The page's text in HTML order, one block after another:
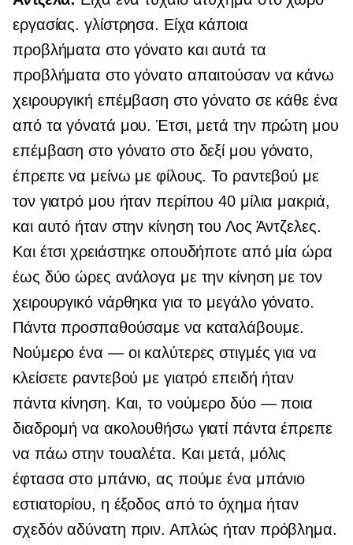
εργασίας. γλίστρησα. Είχα κάποια
προβλήματα στο γόνατο και αυτά τα
προβλήματα στο γόνατο απαιτούσαν να κάνω
χειρουργική επέμβαση στο γόνατο σε κάθε ένα
από τα γόνατά μου. Έτσι, μετά την πρώτη μου
επέμβαση στο γόνατο στο δεξί μου γόνατο,
έπρεπε να μείνω με φίλους. Το ραντεβού με
τον γιατρό μου ήταν περίπου 40 μίλια μακριά,
και αυτό ήταν στην κίνηση του Λος Άντζελες.
Και έτσι χρειάστηκε οπουδήποτε από μία ώρα
έως δύο ώρες ανάλογα με την κίνηση με τον
χειρουργικό νάρθηκα για το μεγάλο γόνατο.
Πάντα προσπαθούσαμε να καταλάβουμε.
Νούμερο ένα — οι καλύτερες στιγμές για να
κλείσετε ραντεβού με γιατρό επειδή ήταν
πάντα κίνηση. Και, το νούμερο δύο — ποια
διαδρομή να ακολουθήσω γιατί πάντα έπρεπε
να πάω στην τουαλέτα. Και μετά, μόλις
έφτασα στο μπάνιο, ας πούμε ένα μπάνιο
εστιατορίου, η έξοδος από το όχημα ήταν
σχεδόν αδύνατη πριν. Απλώς ήταν πρόβλημα.